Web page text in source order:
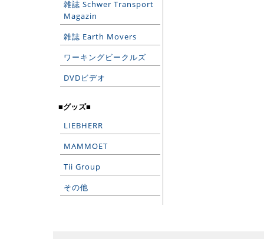
雑誌 Schwer Transport
Magazin
雑誌 Earth Movers
ワーキングビークルズ
DVDビデオ
■グッズ■
LIEBHERR
MAMMOET
Tii Group
その他